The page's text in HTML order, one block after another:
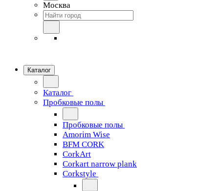
Москва
Каталог
Каталог
Пробковые полы
Пробковые полы
Amorim Wise
BFM CORK
CorkArt
Corkart narrow plank
Corkstyle